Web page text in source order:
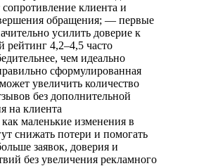
клиента и
обращения; — первые
усилить доверие к
4,2–4,5 часто
чем идеально
сформулированная
увеличить количество
без дополнительной
на клиента
маленькие изменения в
снижать потери и помогать
заявок, доверия и
без увеличения рекламного